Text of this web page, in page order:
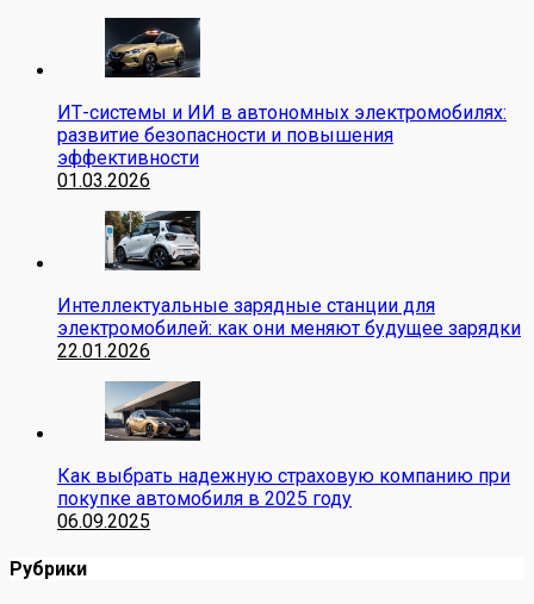
ИТ-системы и ИИ в автономных электромобилях:
развитие безопасности и повышения
эффективности
01.03.2026
Интеллектуальные зарядные станции для
электромобилей: как они меняют будущее зарядки
22.01.2026
Как выбрать надежную страховую компанию при
покупке автомобиля в 2025 году
06.09.2025
Рубрики